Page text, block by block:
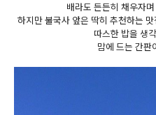
배라도 든든히 채우자
하지만 불국사 앞은 딱히 추천하는
따스한 밥을 생
맘에 드는 간판